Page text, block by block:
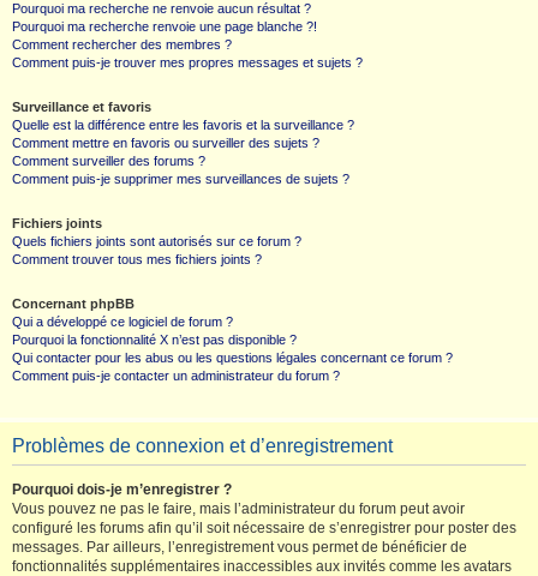
Pourquoi ma recherche ne renvoie aucun résultat ?
Pourquoi ma recherche renvoie une page blanche ?!
Comment rechercher des membres ?
Comment puis-je trouver mes propres messages et sujets ?
Surveillance et favoris
Quelle est la différence entre les favoris et la surveillance ?
Comment mettre en favoris ou surveiller des sujets ?
Comment surveiller des forums ?
Comment puis-je supprimer mes surveillances de sujets ?
Fichiers joints
Quels fichiers joints sont autorisés sur ce forum ?
Comment trouver tous mes fichiers joints ?
Concernant phpBB
Qui a développé ce logiciel de forum ?
Pourquoi la fonctionnalité X n’est pas disponible ?
Qui contacter pour les abus ou les questions légales concernant ce forum ?
Comment puis-je contacter un administrateur du forum ?
Problèmes de connexion et d’enregistrement
Pourquoi dois-je m’enregistrer ?
Vous pouvez ne pas le faire, mais l’administrateur du forum peut avoir
configuré les forums afin qu’il soit nécessaire de s’enregistrer pour poster des
messages. Par ailleurs, l’enregistrement vous permet de bénéficier de
fonctionnalités supplémentaires inaccessibles aux invités comme les avatars